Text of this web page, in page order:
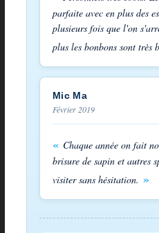
parfaite avec en plus des
plusieurs fois que l'on
plus les bonbons sont très
Mic Ma
Février 2019
Chaque année on fait
brisure de sapin et autres
visiter sans hésitation.